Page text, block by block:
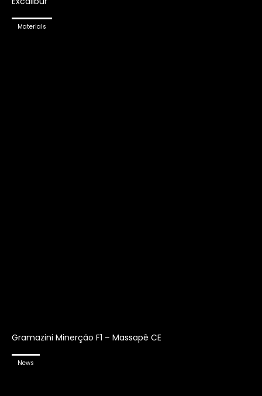
Materials
Gramazini Minerção F1 – Massapê CE
News